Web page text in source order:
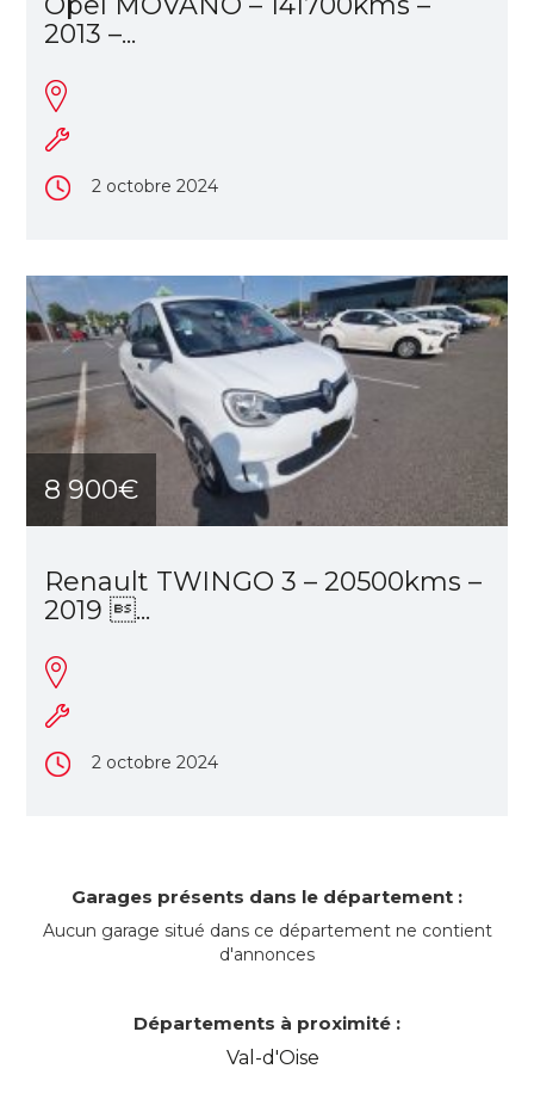
2013 –...
2 octobre 2024
8 900€
Renault TWINGO 3 – 20500kms –
2019 ...
2 octobre 2024
Garages présents dans le département :
Aucun garage situé dans ce département ne contient
d'annonces
Départements à proximité :
Val-d'Oise